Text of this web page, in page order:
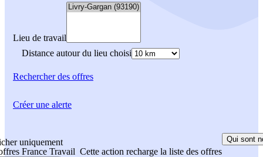
Lieu de travail
Distance autour du lieu choisi
Rechercherdes offres
uniquement
France Travail Cette action recharge la liste des offres
Qui sont
Créer une alerte